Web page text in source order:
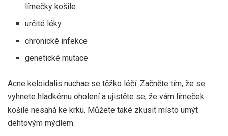
límečky košile
určité léky
chronické infekce
genetické mutace
Acne keloidalis nuchae se těžko léčí. Začněte tím, že se
vyhnete hladkému oholení a ujistěte se, že vám límeček
košile nesahá ke krku. Můžete také zkusit místo umýt
dehtovým mýdlem.